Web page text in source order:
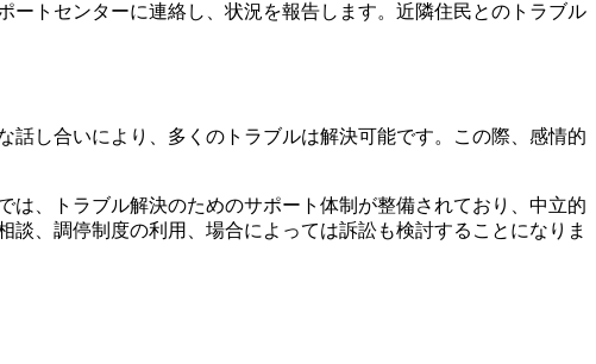
トセンターに連絡し、状況を報告します。近隣住民とのトラブル
し合いにより、多くのトラブルは解決可能です。この際、感情的
、トラブル解決のためのサポート体制が整備されており、中立的
、調停制度の利用、場合によっては訴訟も検討することになりま